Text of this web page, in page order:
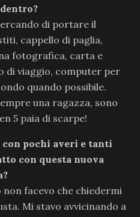
di portare il
cappello di paglia,
fotografica, carta e
di viaggio, computer per
quando possibile.
una ragazza, sono
5 paia di scarpe!
pochi averi e tanti
con questa nuova
facevo che chiedermi
Mi stavo avvicinando a